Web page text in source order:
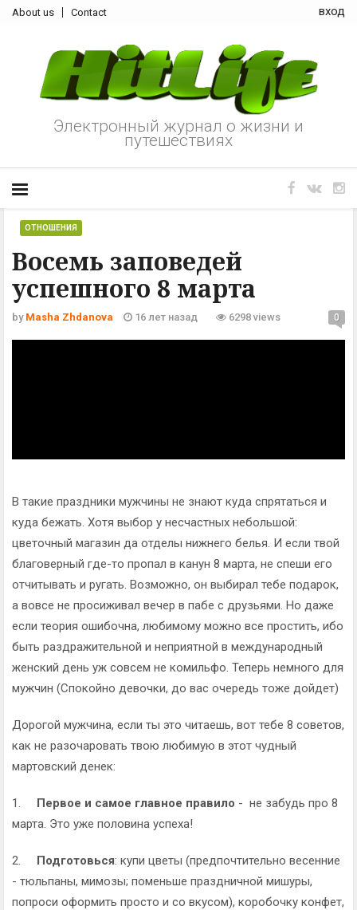
About us Contact вход
Электронный журнал о жизни и
путешествиях
Восемь заповедей
успешного 8 марта
ОТНОШЕНИЯ
by Masha Zhdanova 16 лет назад 6298 views 0
В такие праздники мужчины не знают куда спрятаться и
куда бежать. Хотя выбор у несчастных небольшой:
цветочный магазин да отделы нижнего белья. И если твой
благоверный где-то пропал в канун 8 марта, не спеши его
отчитывать и ругать. Возможно, он выбирал тебе подарок,
а вовсе не просиживал вечер в пабе с друзьями. Но даже
если теория ошибочна, любимому можно все простить, ибо
быть раздражительной и неприятной в международный
женский день уж совсем не комильфо. Теперь немного для
мужчин (Спокойно девочки, до вас очередь тоже дойдет)
Дорогой мужчина, если ты это читаешь, вот тебе 8 советов,
как не разочаровать твою любимую в этот чудный
мартовский денек:
1. Первое и самое главное правило - не забудь про 8
марта. Это уже половина успеха!
2. Подготовься: купи цветы (предпочтительно весенние
- тюльпаны, мимозы; поменьше праздничной мишуры,
попроси оформить просто и со вкусом), коробочку конфет,